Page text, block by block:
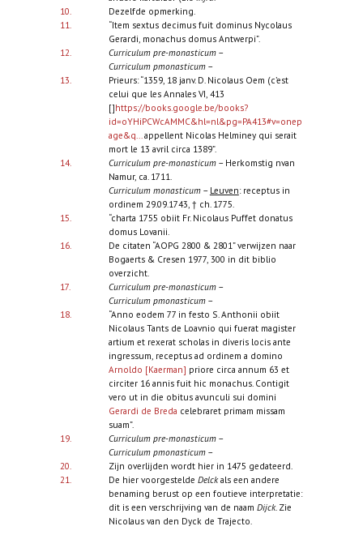
10.
Dezelfde opmerking.
11.
“Item sextus decimus fuit dominus Nycolaus
Gerardi, monachus domus Antwerpi”.
12.
Curriculum pre-monasticum–
Curriculum pmonasticum–
13.
Prieurs: “1359, 18 janv. D. Nicolaus Oem (c’est
celui que les Annales VI, 413
[]https://books.google.be/books?
id=oYHiPCWcAMMC&hl=nl&pg=PA413#v=onep
age&q...
appellent Nicolas Helminey qui serait
mort le 13 avril circa 1389”.
14.
Curriculum pre-monasticum– Herkomstig nvan
Namur, ca. 1711.
Curriculum monasticum– Leuven: receptus in
ordinem 29.09.1743, † ch. 1775.
15.
“charta 1755 obiit Fr. Nicolaus Puffet donatus
domus Lovanii.
16.
De citaten “AOPG 2800 & 2801” verwijzen naar
Bogaerts & Cresen 1977, 300 in dit biblio
overzicht.
17.
Curriculum pre-monasticum–
Curriculum pmonasticum–
18.
“Anno eodem 77 in festo S. Anthonii obiit
Nicolaus Tants de Loavnio qui fuerat magister
artium et rexerat scholas in diveris locis ante
ingressum, receptus ad ordinem a domino
Arnoldo [Kaerman] priore circa annum 63 et
circiter 16 annis fuit hic monachus. Contigit
vero ut in die obitus avunculi sui domini
Gerardi de Breda celebraret primam missam
suam”.
19.
Curriculum pre-monasticum–
Curriculum pmonasticum–
20.
Zijn overlijden wordt hier in 1475 gedateerd.
21.
De hier voorgestelde Delckals een andere
benaming berust op een foutieve interpretatie:
dit is een verschrijving van de naam Dijck. Zie
Nicolaus van den Dyck de Trajecto.